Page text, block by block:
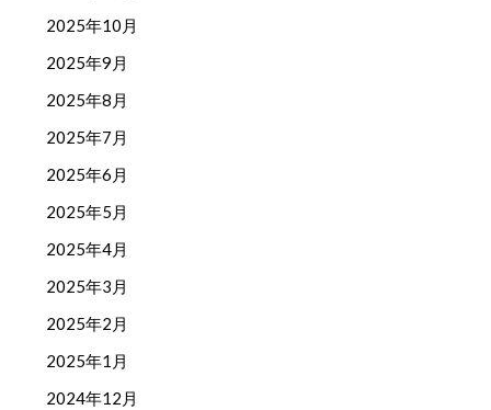
2025年10月
2025年9月
2025年8月
2025年7月
2025年6月
2025年5月
2025年4月
2025年3月
2025年2月
2025年1月
2024年12月